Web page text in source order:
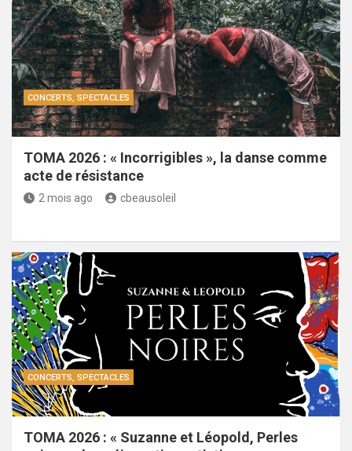
CONCERTS, SPECTACLES
TOMA 2026 : « Incorrigibles », la danse comme
acte de résistance
2 mois ago cbeausoleil
CONCERTS, SPECTACLES
TOMA 2026 : « Suzanne et Léopold, Perles